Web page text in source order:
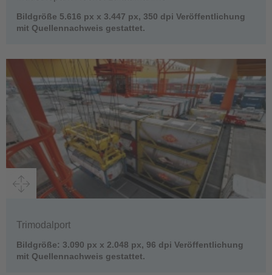
Bildgröße 5.616 px x 3.447 px, 350 dpi Veröffentlichung
mit Quellennachweis gestattet.
Trimodalport
Bildgröße: 3.090 px x 2.048 px, 96 dpi Veröffentlichung
mit Quellennachweis gestattet.